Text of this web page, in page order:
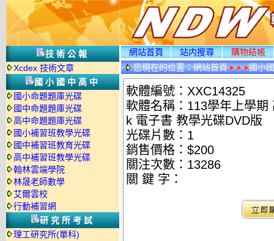
技術公報
Xcdex 技術文章
國小國中高中
國小命題題庫光碟
國中命題題庫光碟
高中命題題庫光碟
國小補習班教學光碟
國中補習班教育光碟
高中補習班教學光碟
翰林雲端學院
林晟老師數學
艾爾雲校
行動補習網
研究所考試
理工研究所(單科)
網站首頁 站内搜尋
購物結帳
您現在的位置：網站首頁 國小
軟體編號：XXC14325
軟體名稱：113學年上學
k 電子書 教學光碟DVD版
光碟片數：1
銷售價格：$200
關注次數： 13286
關 鍵 字：